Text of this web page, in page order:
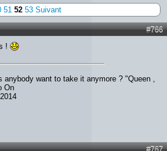
51 52 53 Suivant
#766
!
anybody want to take it anymore ? "Queen ,
On
#767